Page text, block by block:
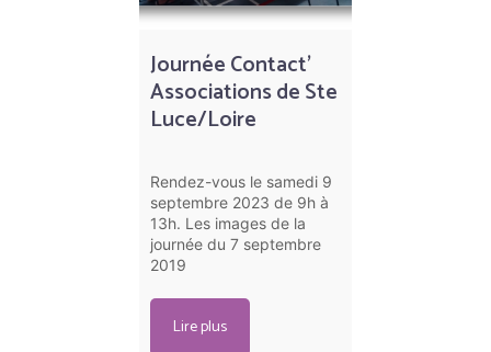
Journée Contact’
Associations de Ste
Luce/Loire
Rendez-vous le samedi 9
septembre 2023 de 9h à
13h. Les images de la
journée du 7 septembre
2019
Lire plus